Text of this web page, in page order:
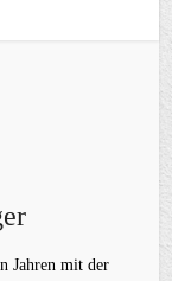
Jahren mit der